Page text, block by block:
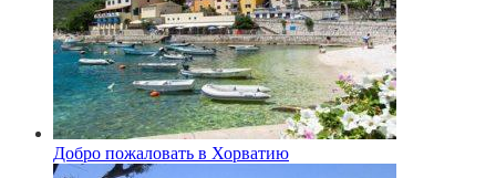
Добро пожаловать в Хорватию